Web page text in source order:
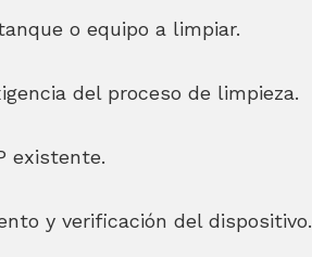
o equipo a limpiar.
del proceso de limpieza.
existente.
y verificación del dispositivo.